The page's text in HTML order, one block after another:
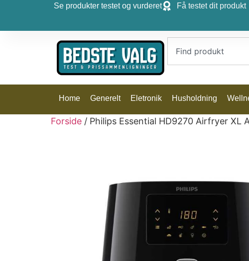
Se produkter testet og vurderet Få testet dit produkt
Home Generelt Eletronik Husholdning
Forside / Philips Essential HD9270 Airfryer XL